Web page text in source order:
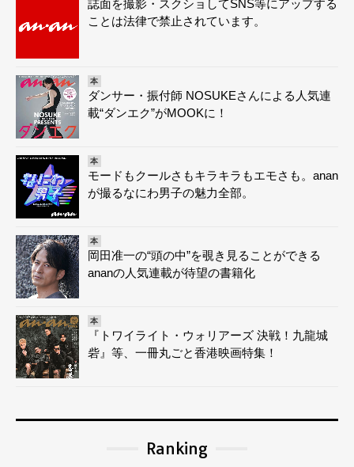
誌面を撮影・スクショしてSNS等にアップする
ことは法律で禁止されています。
本
ダンサー・振付師 NOSUKEさんによる人気連
載“ダンエク”がMOOKに！
本
モードもクールさもキラキラもエモさも。anan
が撮るなにわ男子の魅力全部。
本
岡田准一の“頭の中”を覗き見ることができる
ananの人気連載が待望の書籍化
本
『トワイライト・ウォリアーズ 決戦！九龍城
砦』等、一冊丸ごと香港映画特集！
Ranking